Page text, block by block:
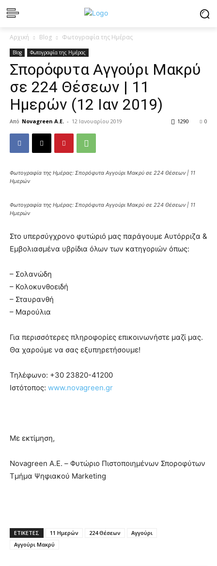
Αρχική Blog Φωτογραφία της Ημέρας
Blog Φωτογραφία της Ημέρας
Σπορόφυτα Αγγούρι Μακρύ
σε 224 Θέσεων | 11
Ημερών (12 Ιαν 2019)
Από Novagreen A.E. - 12 Ιανουαρίου 2019 0
1290
Φωτογραφία της Ημέρας: Σπορόφυτα Αγγούρι Μακρύ σε 224 Θέσεων | 11
Ημερών
Φωτογραφία της Ημέρας: Σπορόφυτα Αγγούρι Μακρύ σε 224 Θέσεων | 11
Ημερών
Στο υπερσύγχρονο φυτώριό μας παράγουμε Αυτόρριζα &
Εμβολιασμένα υβρίδια όλων των κατηγοριών όπως:
– Σολανώδη
– Κολοκυνθοειδή
– Σταυρανθή
– Μαρούλια
Για περισσότερες πληροφορίες επικοινωνήστε μαζί μας.
Θα χαρούμε να σας εξυπηρετήσουμε!
Τηλέφωνο: +30 23820-41200
Ιστότοπος: www.novagreen.gr
Με εκτίμηση,
Novagreen A.E. – Φυτώριο Πιστοποιημένων Σποροφύτων
Τμήμα Ψηφιακού Marketing
ΕΤΙΚΕΤΕΣ 11 Ημερών 224 Θέσεων
Αγγούρι
Αγγούρι Μακρύ